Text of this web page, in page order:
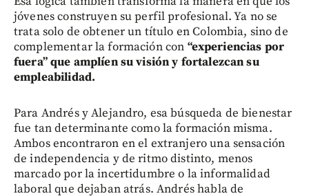
jóvenes construyen su perfil profesional. Ya no se
trata solo de obtener un título en Colombia, sino de
complementar la formación con “experiencias por
fuera” que amplíen su visión y fortalezcan su
empleabilidad.
Para Andrés y Alejandro, esa búsqueda de bienestar
fue tan determinante como la formación misma.
Ambos encontraron en el extranjero una sensación
de independencia y de ritmo distinto, menos
marcado por la incertidumbre o la informalidad
laboral que dejaban atrás. Andrés habla de